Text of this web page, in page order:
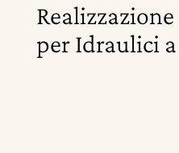
per Idraulici a